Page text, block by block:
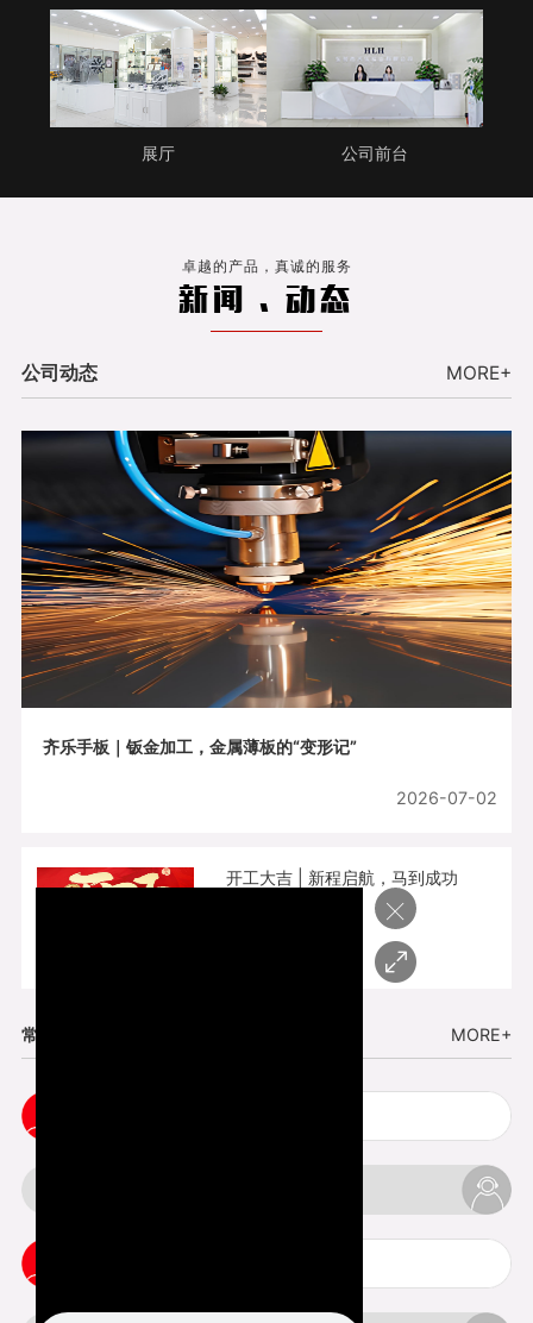
展厅 公司前台
卓越的产品，真诚的服务
新闻 . 动态
公司动态 MORE+
齐乐手板｜钣金加工，金属薄板的“变形记”
2026-07-02
开工大吉 | 新程启航，马到成功
常见问题 MORE+
×